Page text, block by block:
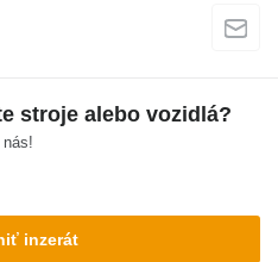
stroje alebo vozidlá?
nás!
inzerát